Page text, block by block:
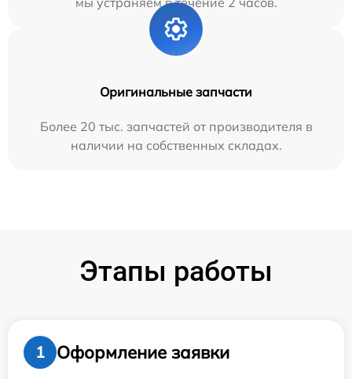
Оригинальные запчасти
Более 20 тыс. запчастей от производителя в
наличии на собственных складах.
Этапы работы
1
Оформление заявки